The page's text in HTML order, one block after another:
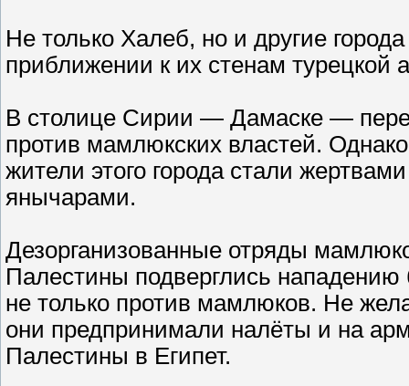
Не только Халеб, но и другие
приближении к их стенам турецкой
В столице Сирии — Дамаске —
против мамлюкских властей.
жители этого города стали
янычарами.
Дезорганизованные отряды
Палестины подверглись
не только против мамлюков. Не
они предпринимали налёты и на
Палестины в Египет.